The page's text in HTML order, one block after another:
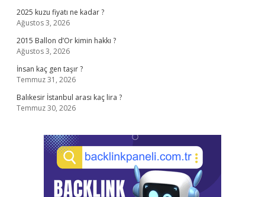
2025 kuzu fiyatı ne kadar ?
Ağustos 3, 2026
2015 Ballon d’Or kimin hakkı ?
Ağustos 3, 2026
İnsan kaç gen taşır ?
Temmuz 31, 2026
Balıkesir İstanbul arası kaç lira ?
Temmuz 30, 2026